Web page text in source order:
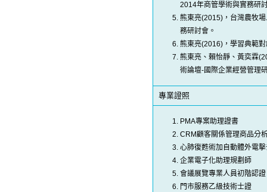
2014年商管學術與實務研
熊東亮(2015)，台灣農牧
務研討會。
熊東亮(2016)，學習典範
熊東亮、賴怡靜、黃奕霖
術論壇-國際企業經營管理
專業證照
PMA專案助理證書
CRM顧客關係管理商品分
心肺復甦術加自動體外電
企業電子化助理規劃師
會議展覽專業人員初階認證
門市服務乙級技術士證